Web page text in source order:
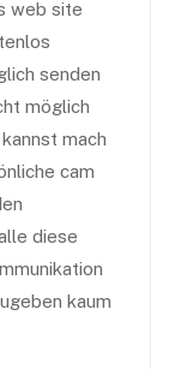
web site
senden
möglich
mach
cam
diese
kaum